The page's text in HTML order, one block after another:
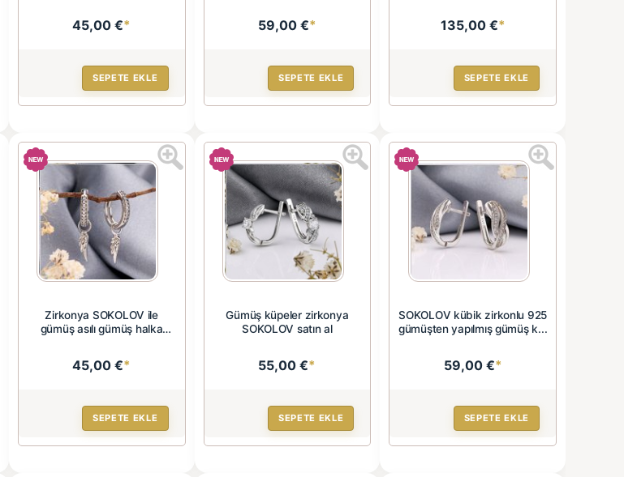
45,00 €*
SEPETE EKLE
59,00 €*
SEPETE EKLE
135,00 €*
SEPETE EKLE
Zirkonya SOKOLOV ile
gümüş asılı gümüş halka
45,00 €*
SEPETE EKLE
Gümüş küpeler zirkonya
SOKOLOV satın al
55,00 €*
SEPETE EKLE
SOKOLOV kübik zirkonlu 925
gümüşten yapılmış gümüş k...
59,00 €*
SEPETE EKLE